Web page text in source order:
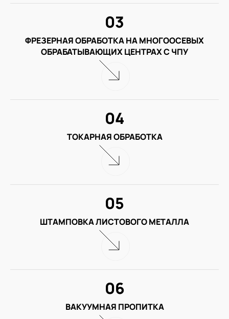
ФРЕЗЕРНАЯ ОБРАБОТКА НА МНОГООСЕВЫХ
ОБРАБАТЫВАЮЩИХ ЦЕНТРАХ С ЧПУ
03
ТОКАРНАЯ ОБРАБОТКА
04
ШТАМПОВКА ЛИСТОВОГО МЕТАЛЛА
05
ВАКУУМНАЯ ПРОПИТКА
06